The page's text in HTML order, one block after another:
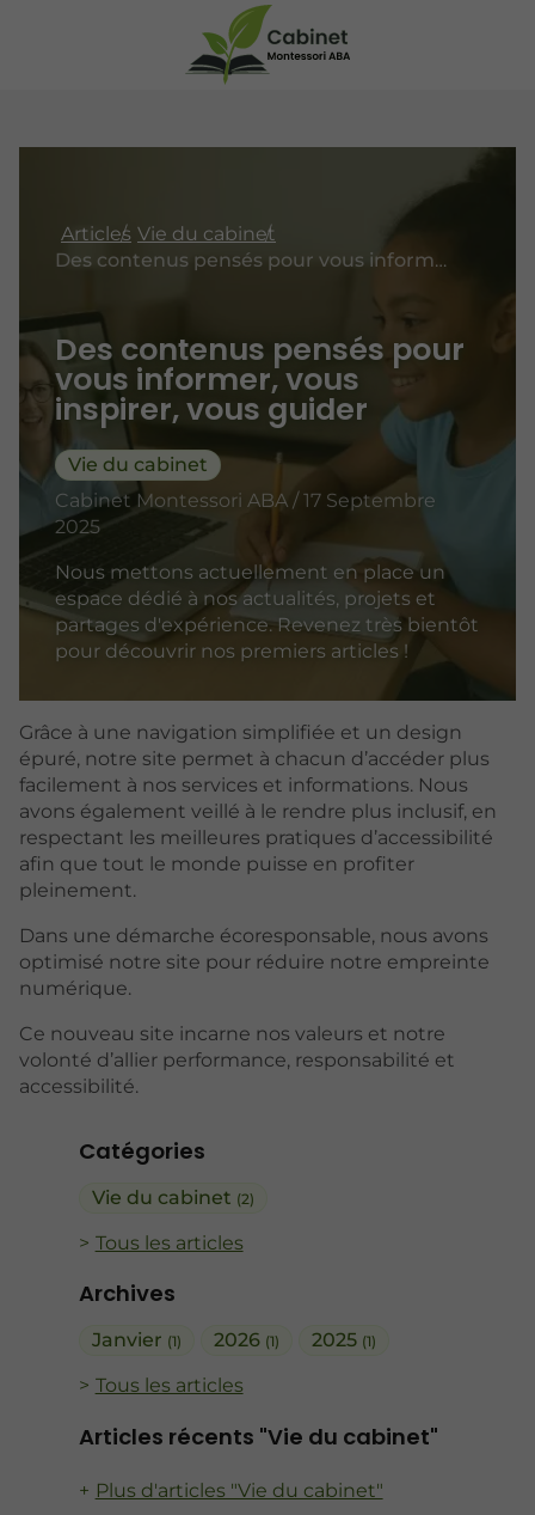
Catégories
Vie du cabinet (2)
Tous les articles
Archives
Janvier (1) 2026 (1) 2025 (1)
Tous les articles
Articles récents "Vie du cabinet"
Plus d'articles "Vie du cabinet"
Articles Vie du cabinet
Des contenus pensés pour vous informer, vous inspirer, vous guider
Des contenus pensés pour
vous informer, vous
inspirer, vous guider
Vie du cabinet
Cabinet Montessori ABA / 17 Septembre
2025
Nous mettons actuellement en place un
espace dédié à nos actualités, projets et
partages d'expérience. Revenez très bientôt
pour découvrir nos premiers articles !
Grâce à une navigation simplifiée et un design
épuré, notre site permet à chacun d’accéder plus
facilement à nos services et informations. Nous
avons également veillé à le rendre plus inclusif, en
respectant les meilleures pratiques d’accessibilité
afin que tout le monde puisse en profiter
pleinement.
Dans une démarche écoresponsable, nous avons
optimisé notre site pour réduire notre empreinte
numérique.
Ce nouveau site incarne nos valeurs et notre
volonté d’allier performance, responsabilité et
accessibilité.